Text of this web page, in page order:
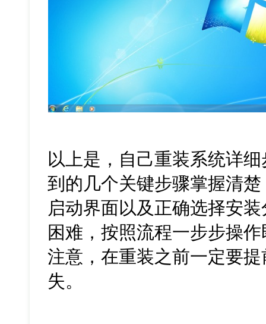
以上是，自己重装系统详
到的几个关键步骤掌握清
启动界面以及正确选择安
困难，按照流程一步步操
注意，在重装之前一定要
失。